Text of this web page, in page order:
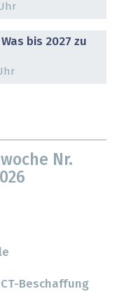
bis 2027 zu
Nr.
Beschaffung